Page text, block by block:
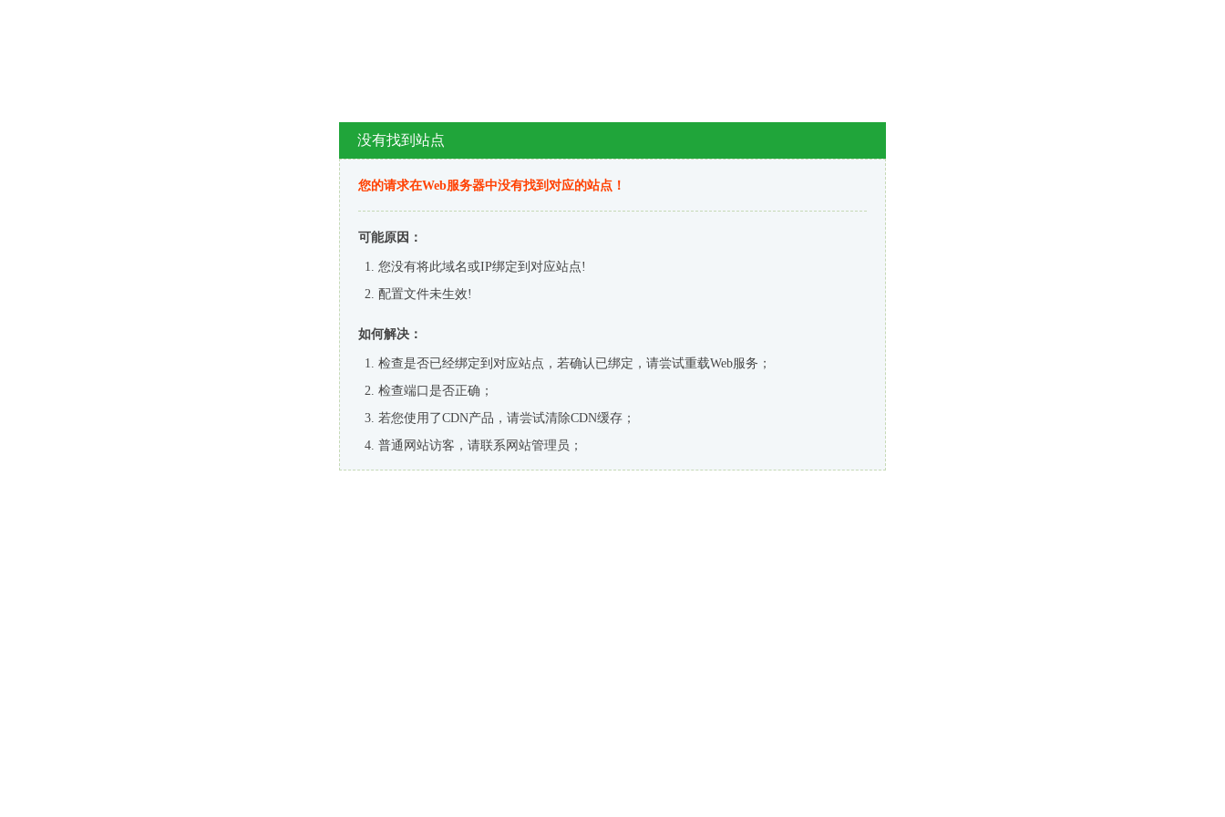
没有找到站点
您的请求在Web服务器中没有找到对应的站点！
可能原因：
您没有将此域名或IP绑定到对应站点!
配置文件未生效!
如何解决：
检查是否已经绑定到对应站点，若确认已绑定，请尝试重载Web服务；
检查端口是否正确；
若您使用了CDN产品，请尝试清除CDN缓存；
普通网站访客，请联系网站管理员；